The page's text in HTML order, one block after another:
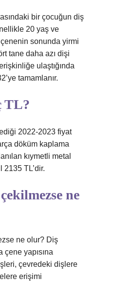
bir çocuğun diş
20 yaş ve
sonunda yirmi
tane daha azı dişi
ulaştığında
tamamlanır.
TL?
2022-2023 fiyat
döküm kaplama
kıymetli metal
2135 TL’dir.
ne
ne olur? Diş
çene yapısına
çevredeki dişlere
erişimi